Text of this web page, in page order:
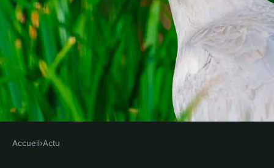
Accueil›Actu